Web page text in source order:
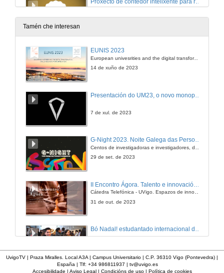
5 de dec. de 2019
Tamén che interesan
EUNIS 2023
European univesrities and the digital transformation: challenges and opportunities ahead
14 de xuño de 2023
7 de xul. de 2023
G-Night 2023. Noite Galega das Persoas Investigadoras. Conciencias creativas
29 de set. de 2023
Cátedra Telefónica - UVigo. Espazos de innovación
31 de out. de 2023
Bó Nadal! estudantado internacional da Universidade de Vigo
UvigoTV | Praza Miralles. Local A3A | Campus Universitario | C.P. 36310 Vigo (Pontevedra) |
España | Tlf: +34 986811937 | tv@uvigo.es
Accesibilidade | Aviso Legal| Condicións de uso| Política de cookies